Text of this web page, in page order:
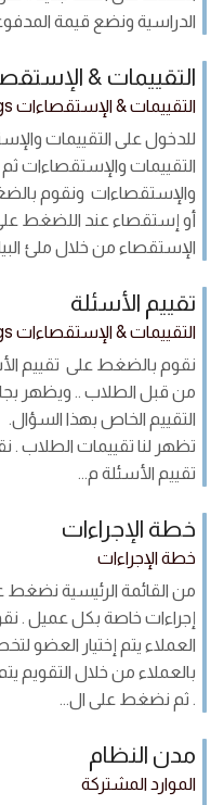
الدراسية ونضع قيمة
التقييمات &
التقييمات & الإستقصاءات Survey & Ratings
للدخول على التقييمات
التقييمات والإستقصاءات ثم
والإستقصاءات ونقوم
أو إستقصاء عند اللضغط
الإستقصاء من خلال ملئ
تقييم الأسئلة
التقييمات & الإستقصاءات Survey & Ratings
نقوم بالضغط على تقييم
من قبل الطلاب .. ويظهر
التقييم الخاص بهذا
تظهر لنا تقييمات الطلاب
تقييم الأسئلة م...
خطة الإجراءات
خطة الإجراءات
من القائمة الرئيسية
إجراءات خاصة بكل عميل .
العملاء يتم إختيار العضو
بالعملاء من خلال التقويم
. ثم نضغط على ال...
مدن النظام
الموارد المشتركة